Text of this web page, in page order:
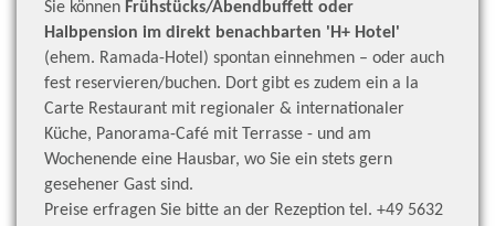
Sie können Frühstücks/Abendbuffett oder
Halbpension im direkt benachbarten 'H+ Hotel'
(ehem. Ramada-Hotel) spontan einnehmen – oder auch
fest reservieren/buchen. Dort gibt es zudem ein a la
Carte Restaurant mit regionaler & internationaler
Küche, Panorama-Café mit Terrasse - und am
Wochenende eine Hausbar, wo Sie ein stets gern
gesehener Gast sind.
Preise erfragen Sie bitte an der Rezeption tel. +49 5632